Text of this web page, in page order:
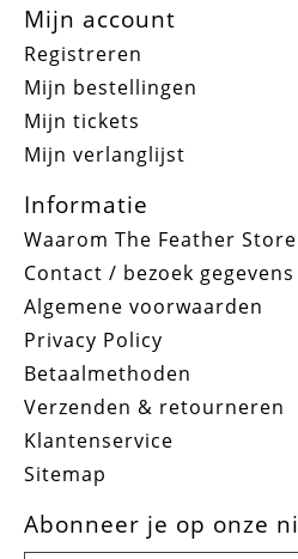
Mijn account
Registreren
Mijn bestellingen
Mijn tickets
Mijn verlanglijst
Informatie
Waarom The Feather Store
Contact / bezoek
Algemene voorwaarden
Privacy Policy
Betaalmethoden
Verzenden & retourneren
Klantenservice
Sitemap
Abonneer je op onze